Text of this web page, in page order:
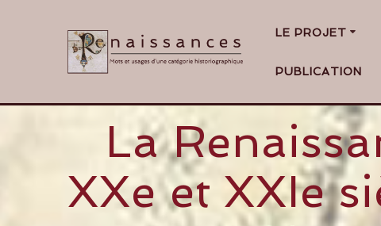
LE PROJET
PUBLICATION
La
XXe et XXIe